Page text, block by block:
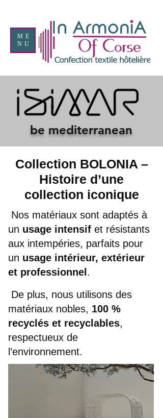
ME
NU
be mediterranean
Collection BOLONIA –
Histoire d’une
collection iconique
Nos matériaux sont adaptés à
un usage intensif et résistants
aux intempéries, parfaits pour
un usage intérieur, extérieur
et professionnel .
De plus, nous utilisons des
matériaux nobles, 100 %
recyclés et recyclables,
respectueux de
l’environnement.